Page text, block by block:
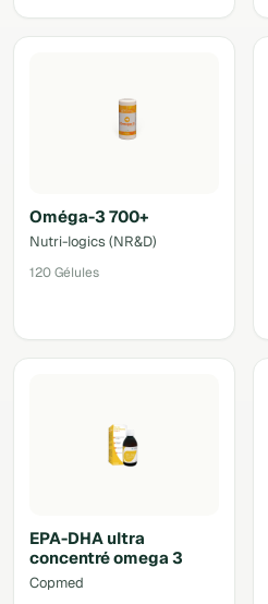
Oméga-3 700+
Nutri-logics (NR&D)
120 Gélules
EPA-DHA ultra
concentré omega 3
Copmed